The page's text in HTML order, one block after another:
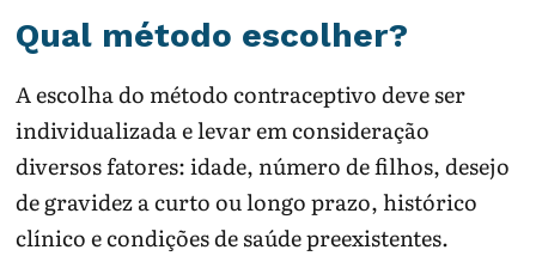
Qual método escolher?
A escolha do método contraceptivo deve ser
individualizada e levar em consideração
diversos fatores: idade, número de filhos, desejo
de gravidez a curto ou longo prazo, histórico
clínico e condições de saúde preexistentes.